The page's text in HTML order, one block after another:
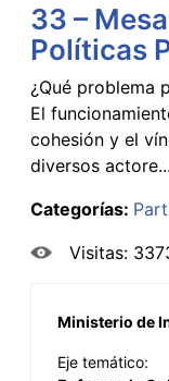
33 –
Políticas
¿Qué problema
El
cohesión y el
diversos actore...
Categorías:
Visitas:
Ministerio de
Eje temático: